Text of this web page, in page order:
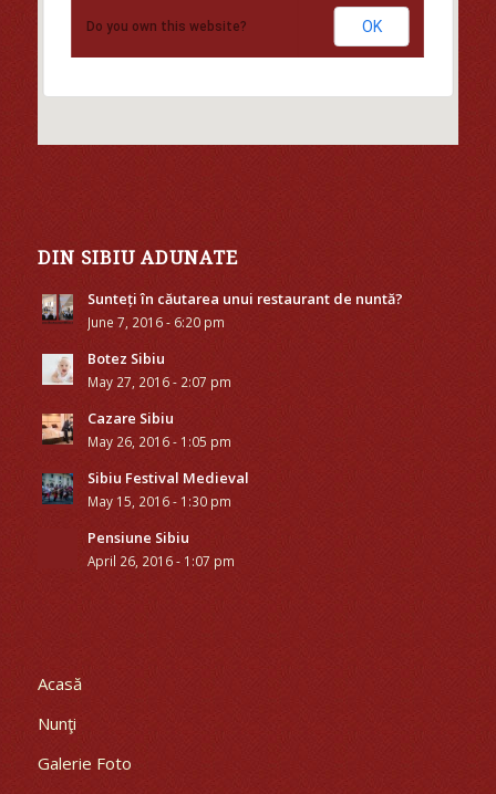
Do you own this website? OK
DIN SIBIU ADUNATE
Sunteți în căutarea unui restaurant de nuntă?
June 7, 2016 - 6:20 pm
Botez Sibiu
May 27, 2016 - 2:07 pm
Cazare Sibiu
May 26, 2016 - 1:05 pm
Sibiu Festival Medieval
May 15, 2016 - 1:30 pm
Pensiune Sibiu
April 26, 2016 - 1:07 pm
Acasă
Nunţi
Galerie Foto